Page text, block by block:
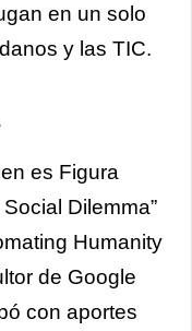
en un solo
y las TIC.
es Figura
Dilemma”
Humanity
de Google
con aportes